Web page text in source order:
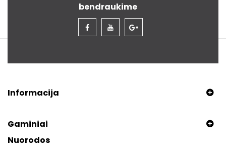
bendraukime
Informacija
Gaminiai
Nuorodos